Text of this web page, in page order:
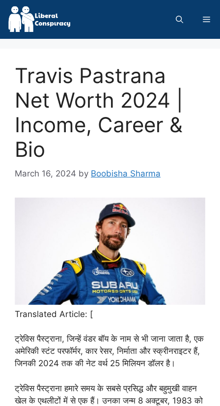
Skip
content
Travis Pastrana
Net Worth 2024 |
Income, Career &
Bio
March 16, 2024 by Boobisha Sharma
Translated Article: [
ट्रेविस पैस्ट्राना, जिन्हें वंडर बॉय के नाम से भी जाना जाता है, एक
अमेरिकी स्टंट परफॉर्मर, कार रेसर, निर्माता और स्क्रीनराइटर हैं,
जिनकी 2024 तक की नेट वर्थ 25 मिलियन डॉलर है।
ट्रेविस पैस्ट्राना हमारे समय के सबसे प्रसिद्ध और बहुमुखी वाहन
खेल के एथलीटों में से एक हैं। उनका जन्म 8 अक्टूबर, 1983 को